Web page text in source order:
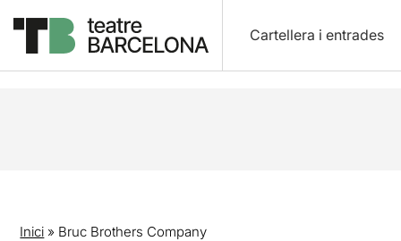
Cartellera i entrades
Inici » Bruc Brothers Company